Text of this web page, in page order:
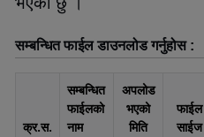
सम्बन्धित फाईल डाउनलोड गर्नुहोस :
क्र.स.
सम्बन्धित
फाईलको
नाम
अपलोड
भएको
मिति
फाईल
साईज